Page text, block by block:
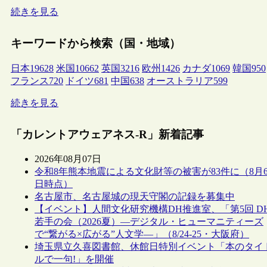
続きを見る
キーワードから検索（国・地域）
日本19628 米国 10662 英国3216 欧州 1426 カナダ1069 韓国950
フランス720 ドイツ681 中国638 オーストラリア599
続きを見る
「カレントアウェアネス-R」新着記事
2026年08月07日
令和8年熊本地震による文化財等の被害が83件に（8月
日時点）
名古屋市、名古屋城の現天守閣の記録を募集中
【イベント】人間文化研究機構DH推進室、「第5回
若手の会（2026夏）―デジタル・ヒューマニティーズ
で“繋がる×広がる”人文学―」（8/24-25・大阪府）
埼玉県立久喜図書館、休館日特別イベント「本のタイ
ルで一句!」を開催